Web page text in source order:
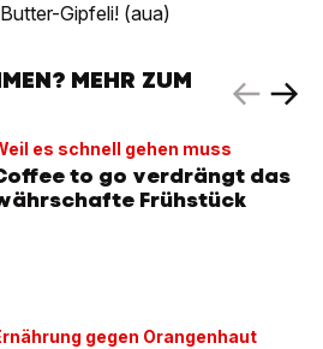
Gipfeli! (aua)
MEHR ZUM
es schnell gehen muss
to go verdrängt das
Frühstück
gegen Orangenhaut